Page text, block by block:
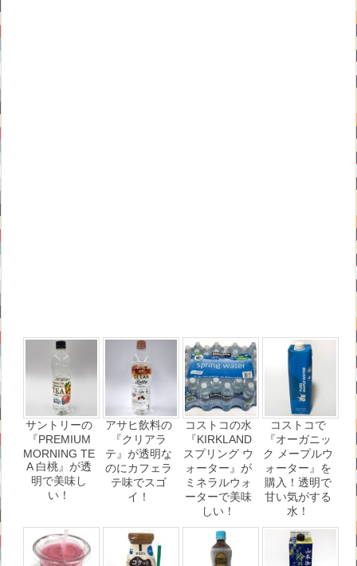
サントリーの
『PREMIUM
MORNING TE
A 白桃』が透
明で美味し
い！
アサヒ飲料の
『クリアラ
テ』が透明な
のにカフェラ
テ味でスゴ
イ！
コストコの水
『KIRKLAND
スプリング ウ
ォーター』が
ミネラルウォ
ーターで美味
しい！
コストコで
『オーガニッ
ク メープルウ
ォーター』を
購入！透明で
甘い気がする
水！